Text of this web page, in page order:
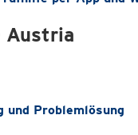
Austria
und Problemlösung